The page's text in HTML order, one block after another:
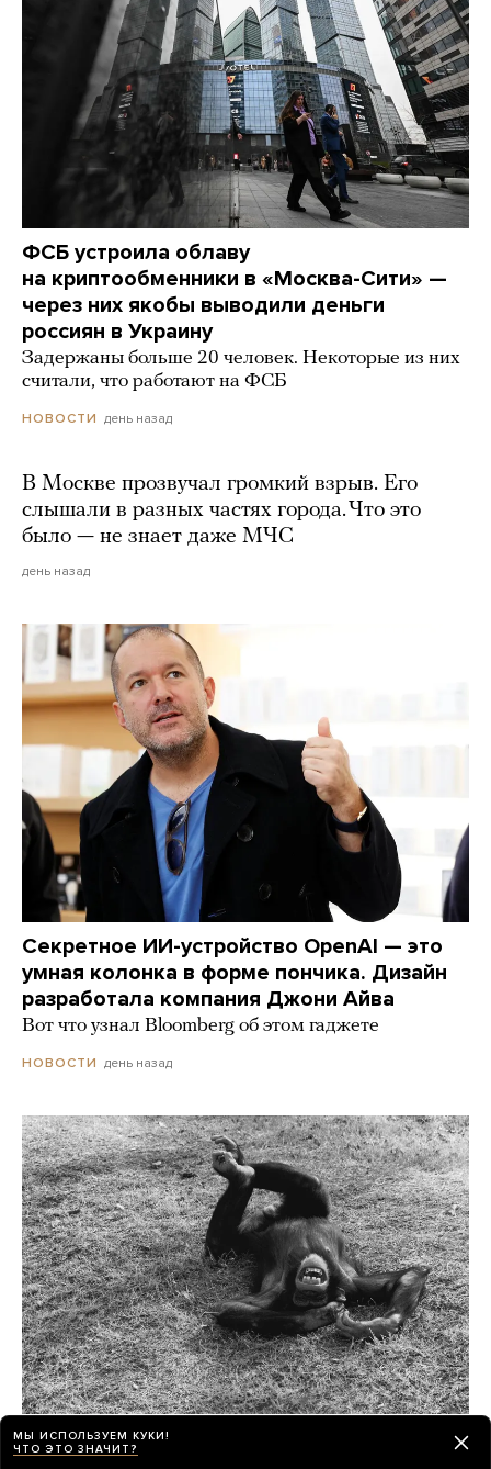
ФСБ устроила облаву
на криптообменники в «Москва-Сити» —
через них якобы выводили деньги
россиян в Украину
Задержаны больше 20 человек. Некоторые из них
считали, что работают на ФСБ
НОВОСТИ день назад
В Москве прозвучал громкий взрыв. Его
слышали в разных частях города. Что это
было — не знает даже МЧС
день назад
Секретное ИИ-устройство OpenAI — это
умная колонка в форме пончика. Дизайн
разработала компания Джони Айва
Вот что узнал Bloomberg об этом гаджете
НОВОСТИ день назад
Шимпанзе и гориллы умеют смеяться как
МЫ ИСПОЛЬЗУЕМ КУКИ!
ЧТО ЭТО ЗНАЧИТ?